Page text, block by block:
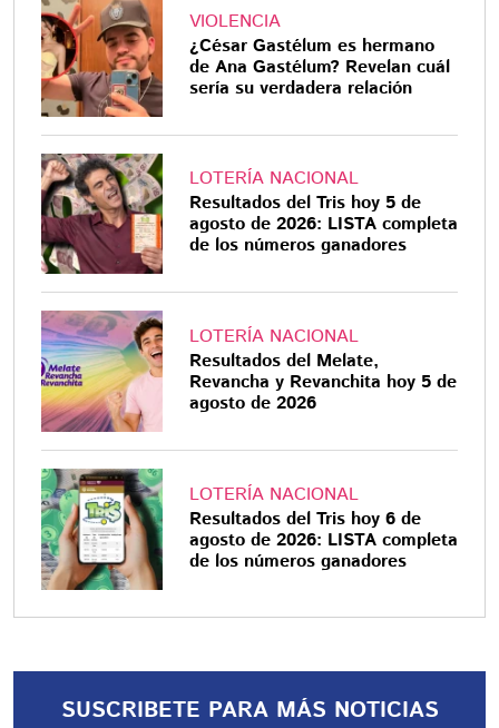
VIOLENCIA
¿César Gastélum es hermano
de Ana Gastélum? Revelan cuál
sería su verdadera relación
LOTERÍA NACIONAL
Resultados del Tris hoy 5 de
agosto de 2026: LISTA completa
de los números ganadores
LOTERÍA NACIONAL
Resultados del Melate,
Revancha y Revanchita hoy 5 de
agosto de 2026
LOTERÍA NACIONAL
Resultados del Tris hoy 6 de
agosto de 2026: LISTA completa
de los números ganadores
SUSCRIBETE PARA MÁS NOTICIAS